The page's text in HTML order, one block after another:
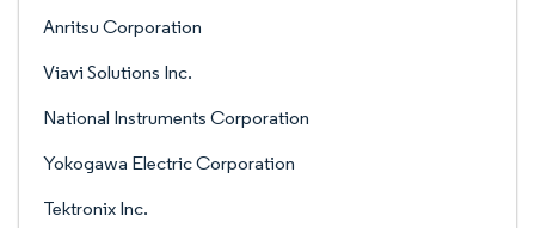
Anritsu Corporation
Viavi Solutions Inc.
National Instruments Corporation
Yokogawa Electric Corporation
Tektronix Inc.